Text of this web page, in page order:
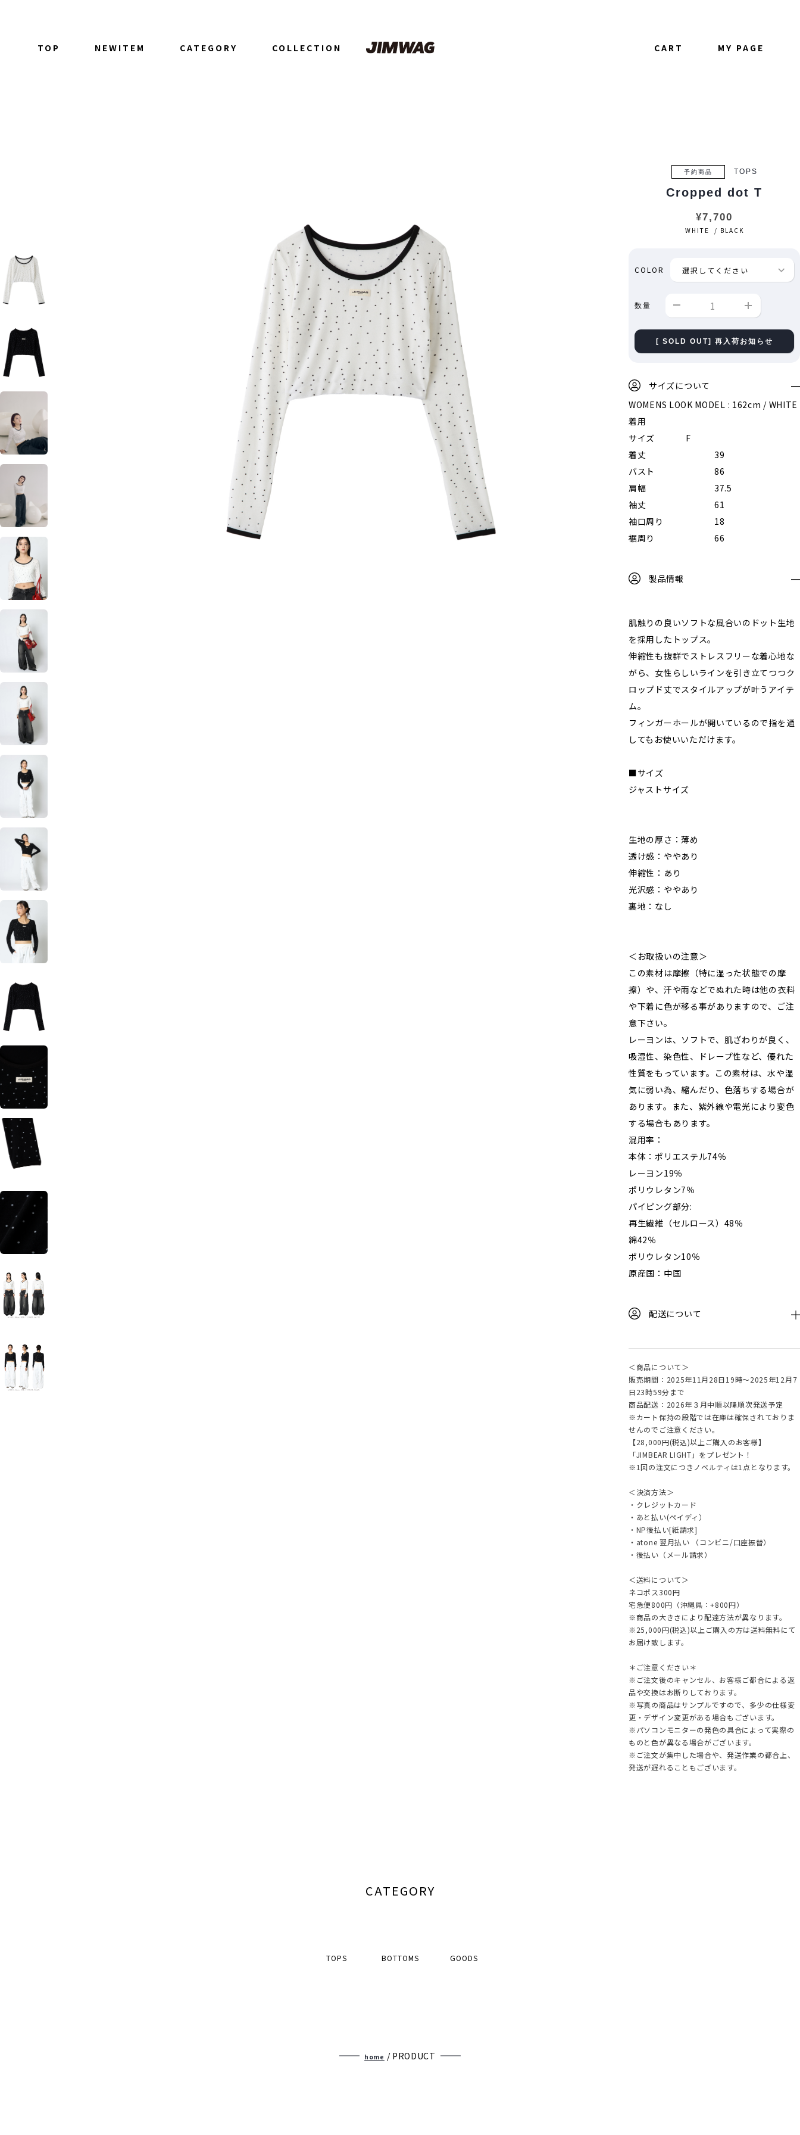
TOP NEWITEM CATEGORY COLLECTION
2026spring
JIMBEAR
COLLECTION
2025winter
2025autumn
JUNE
COLLECTION
CART MY PAGE
予約商品 TOPS
Cropped dot T
¥7,700
WHITE / BLACK
COLOR
数量
[ SOLD OUT] 再入荷お知らせ
サイズについて
WOMENS LOOK MODEL : 162cm / WHITE
着用
サイズ
F
着丈
39
バスト
86
肩幅
37.5
袖丈
61
袖口周り
18
裾周り
66
製品情報
肌触りの良いソフトな風合いのドット生地
を採用したトップス。
伸縮性も抜群でストレスフリーな着心地な
がら、女性らしいラインを引き立てつつク
ロップド丈でスタイルアップが叶うアイテ
ム。
フィンガーホールが開いているので指を通
してもお使いいただけます。
■サイズ
ジャストサイズ
生地の厚さ：薄め
透け感：ややあり
伸縮性：あり
光沢感：ややあり
裏地：なし
＜お取扱いの注意＞
この素材は摩擦（特に湿った状態での摩
擦）や、汗や雨などでぬれた時は他の衣料
や下着に色が移る事がありますので、ご注
意下さい。
レーヨンは、ソフトで、肌ざわりが良く、
吸湿性、染色性、ドレープ性など、優れた
性質をもっています。この素材は、水や湿
気に弱い為、縮んだり、色落ちする場合が
あります。また、紫外線や電光により変色
する場合もあります。
混用率：
本体：ポリエステル74％
レーヨン19％
ポリウレタン7％
パイピング部分:
再生繊維（セルロース）48％
綿42％
ポリウレタン10％
原産国：中国
配送について
＜商品について＞
販売期間：2025年11月28日19時～2025年12月7
日23時59分まで
商品配送：2026年３月中順以降順次発送予定
※カート保持の段階では在庫は確保されておりま
せんのでご注意ください。
【28,000円(税込)以上ご購入のお客様】
「JIMBEAR LIGHT」をプレゼント！
※1回の注文につきノベルティは1点となります。
＜決済方法＞
・クレジットカード
・あと払い(ペイディ）
・NP後払い[紙請求]
・atone 翌月払い （コンビニ/口座振替）
・後払い（メール請求）
＜送料について＞
ネコポス300円
宅急便800円（沖縄県：+800円）
※商品の大きさにより配達方法が異なります。
※25,000円(税込)以上ご購入の方は送料無料にて
お届け致します。
＊ご注意ください＊
※ご注文後のキャンセル、お客様ご都合による返
品や交換はお断りしております。
※写真の商品はサンプルですので、多少の仕様変
更・デザイン変更がある場合もございます。
※パソコンモニターの発色の具合によって実際の
ものと色が異なる場合がございます。
※ご注文が集中した場合や、発送作業の都合上、
発送が遅れることもございます。
CATEGORY
TOPS BOTTOMS GOODS
home / PRODUCT